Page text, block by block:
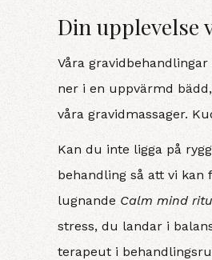
Din upplevelse
Våra
ner i en uppvärmd
våra gravidmassager.
Kan du inte ligga på
behandling så att vi
lugnande Calm mind
stress, du landar i
terapeut i